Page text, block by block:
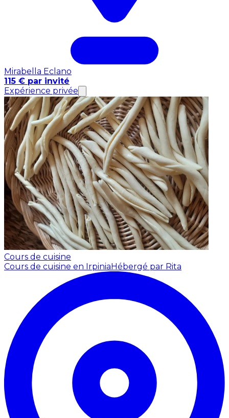
Mirabella Eclano
115 € par invité
Expérience privée
Cours de cuisine
Cours de cuisine en Irpinia Hébergé par Rita